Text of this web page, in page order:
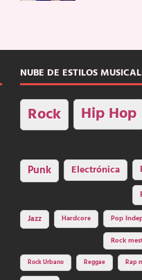
NUBE DE ESTILOS
Rock Hip Hop
Punk Electrónica
Jazz Hardcore Pop
Rock
Rock Urbano Reggae Rap